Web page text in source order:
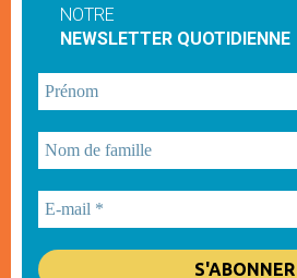
NOTRE
NEWSLETTER QUOTIDIENNE